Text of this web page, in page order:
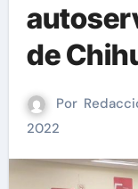
de
Por
2022